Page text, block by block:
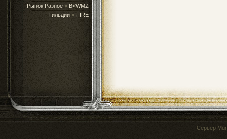
Рынок Разное > B<WMZ
Гильдии > FIRE
Сервер